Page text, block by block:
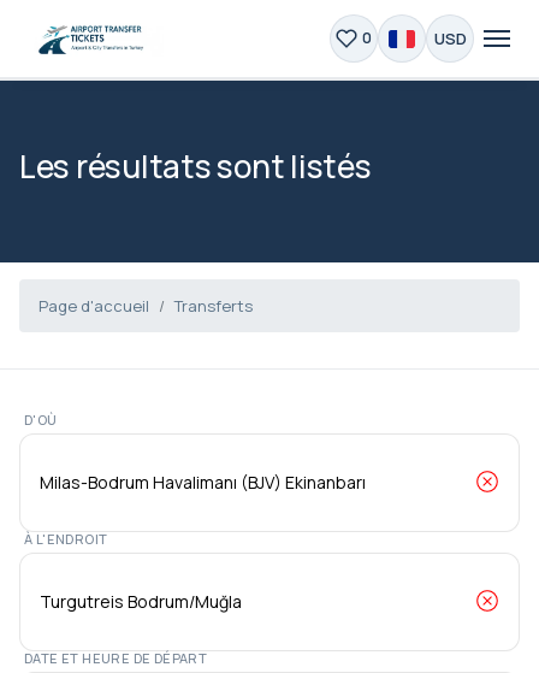
0 USD
Les résultats sont listés
Page d'accueil Transferts
D'OÙ
À L'ENDROIT
DATE ET HEURE DE DÉPART